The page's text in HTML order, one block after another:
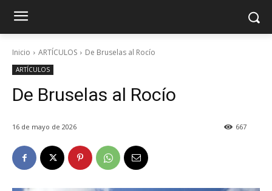
Inicio ARTÍCULOS De Bruselas al Rocío
ARTÍCULOS
De Bruselas al Rocío
16 de mayo de 2026 667